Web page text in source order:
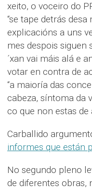
xeito, o voceiro do
“se tape detrás
explicacións a uns
mes despois siguen
´xan vai máis alá e
votar en contra de
“a maioría das
cabeza, síntoma da
co que non estas
Carballido
informes que están
No segundo pleno
de diferentes obras,